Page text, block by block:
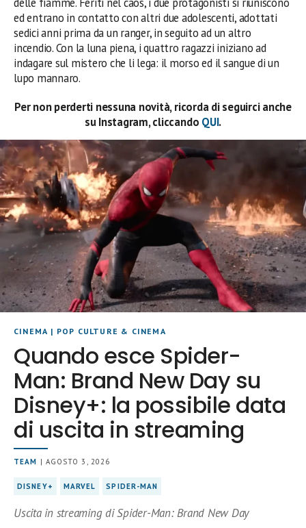
ed entrano in contatto con altri due adolescenti, adottati
sedici anni prima da un ranger, in seguito ad un altro
incendio. Con la luna piena, i quattro ragazzi iniziano ad
indagare sul mistero che li lega: il morso ed il sangue di un
lupo mannaro.
Per non perderti nessuna novità, ricorda di seguirci anche
su Instagram, cliccando QUI.
CINEMA | POP CULTURE & CINEMA
Quando esce Spider-
Man: Brand New Day su
Disney+: la possibile data
di uscita in streaming
TEAM | AGOSTO 3, 2026
DISNEY+ MARVEL SPIDER-MAN
Uscita in streaming di Spider-Man: Brand New Day